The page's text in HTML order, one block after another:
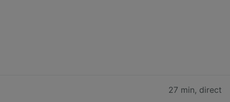
27 min, direct